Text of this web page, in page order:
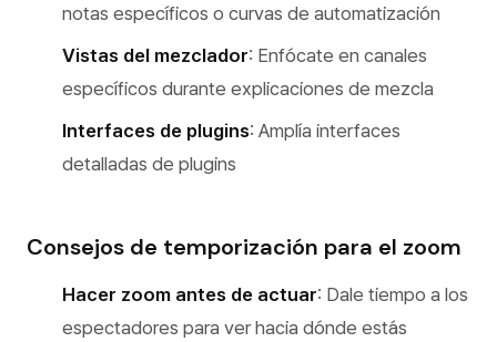
notas específicos o curvas de automatización
Vistas del mezclador: Enfócate en canales
específicos durante explicaciones de mezcla
Interfaces de plugins: Amplía interfaces
detalladas de plugins
Consejos de temporización para el zoom
Hacer zoom antes de actuar: Dale tiempo a los
espectadores para ver hacia dónde estás